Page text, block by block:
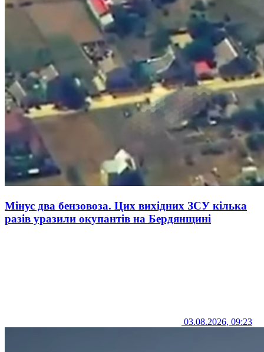
Мінус два бензовоза. Цих вихідних ЗСУ кілька
разів уразили окупантів на Бердянщині
03.08.2026, 09:23